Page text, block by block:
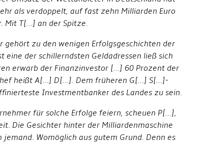
als verdoppelt, auf fast zehn Milliarden Euro
Mit T[…] an der Spitze.
zu den wenigen Erfolgsgeschichten der
eine der schillerndsten Geldadressen ließ sich
erwarb der Finanzinvestor […] 60 Prozent der
heißt A[…] D[…]. Dem früheren G[…] S[…]-
Investmentbanker des Landes zu sein.
für solche Erfolge feiern, scheuen P[…],
Die Gesichter hinter der Milliardenmaschine
Womöglich aus gutem Grund. Denn es